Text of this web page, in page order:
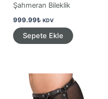
Şahmeran Bileklik
999.99₺ KDV
Sepete Ekle